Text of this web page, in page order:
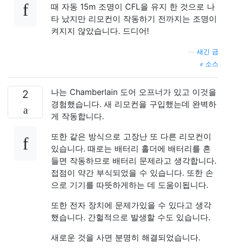
때 자동 15m 조명이 CFL을 유지 한 것으로 나
타 났지만 리모컨이 작동하기 전까지는 조명이
켜지지 않았습니다. 드디어!
새긴 ​​금
소스
2
나는 Chamberlain 도어 오프너가 있고 이것을
경험했습니다. 새 리모컨을 구입했는데 완벽하
게 작동합니다.
또한 같은 방식으로 고장난 또 다른 리모컨이
있습니다. 때로는 배터리 홀더에 배터리를 흔
들면 작동하므로 배터리 문제라고 생각합니다.
접점이 약간 부식되었을 수 있습니다. 또한 손
으로 기기를 따뜻하게하는 데 도움이됩니다.
또한 전자 장치에 문제가있을 수 있다고 생각
했습니다. 간헐적으로 발생할 수도 있습니다.
새로운 것을 사면 분명히 해결되었습니다.